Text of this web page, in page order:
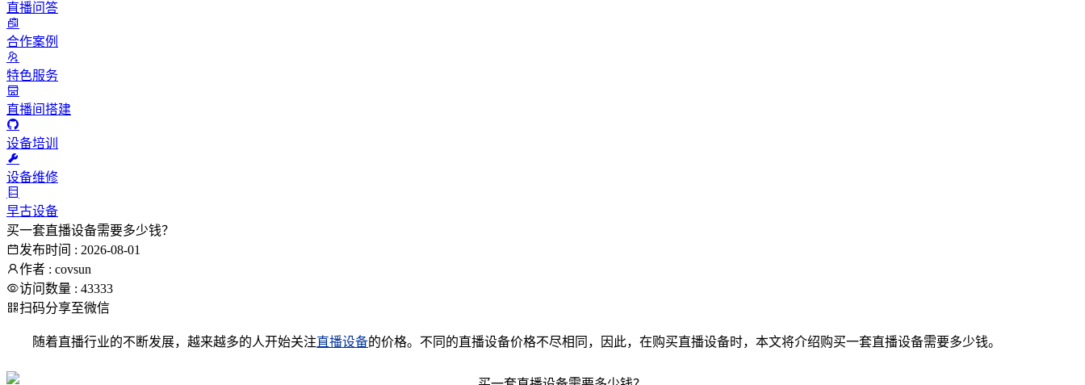
直播问答
合作案例
特色服务
直播间搭建
设备培训
设备维修
早古设备
买一套直播设备需要多少钱？
发布时间 : 2026-08-01
作者 : covsun
访问数量 : 43333
扫码分享至微信
随着直播行业的不断发展，越来越多的人开始关注直播设备的价格。不同的直播设备价格不尽相同，因此，在购买直播设备时，本文将介绍购买一套直播设备需要多少钱。